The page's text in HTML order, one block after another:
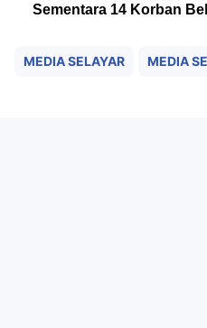
Sementara 14 Korban
MEDIA SELAYAR MEDIA